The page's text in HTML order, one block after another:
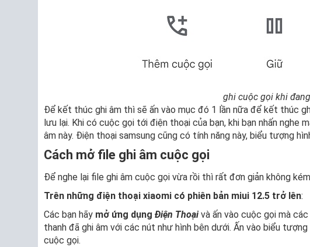
ghi cuộc gọi khi
Để kết thúc ghi âm thì sẽ ấn vào mục đó 1 lần nữa để kết thúc
lưu lại. Khi có cuộc gọi tới điện thoại của bạn, khi bạn nhấn nghe
âm này. Điện thoại samsung cũng có tính năng này, biểu tượng
Cách mở file ghi âm cuộc gọi
Để nghe lại file ghi âm cuộc gọi vừa rồi thì rất đơn giản không
Trên những điện thoại xiaomi có phiên bản miui 12.5 trở lên:
Các bạn hãy mở ứng dụng Điện Thoại và ấn vào cuộc gọi mà
thanh đã ghi âm với các nút như hình bên dưới. Ấn vào biểu
cuộc gọi.